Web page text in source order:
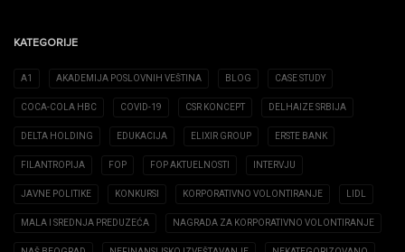
KATEGORIJE
A1 AKADEMIJA POSLOVNIH VEŠTINA BLOG CASE STUDY
COCA-COLA HBC COVID-19 CSR KONCEPT DELHAIZE SRBIJA
DELTA HOLDING EDUKACIJA ELIXIR GROUP ERSTE BANK
FILANTROPIJA FOP FOP AKTUELNOSTI INTERVJU
JAVNE POLITIKE KONKURSI KORPORATIVNO VOLONTIRANJE LIDL
MALA I SREDNJA PREDUZEĆA NAGRADA ZA KORPORATIVNO VOLONTIRANJE